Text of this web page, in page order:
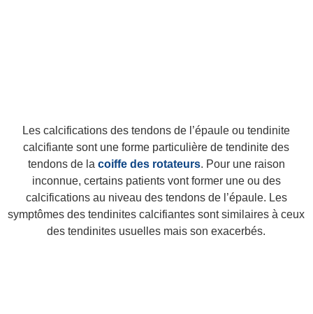
Les calcifications des tendons de l’épaule ou tendinite
calcifiante sont une forme particulière de tendinite des
tendons de la coiffe des rotateurs. Pour une raison
inconnue, certains patients vont former une ou des
calcifications au niveau des tendons de l’épaule. Les
symptômes des tendinites calcifiantes sont similaires à ceux
des tendinites usuelles mais son exacerbés.